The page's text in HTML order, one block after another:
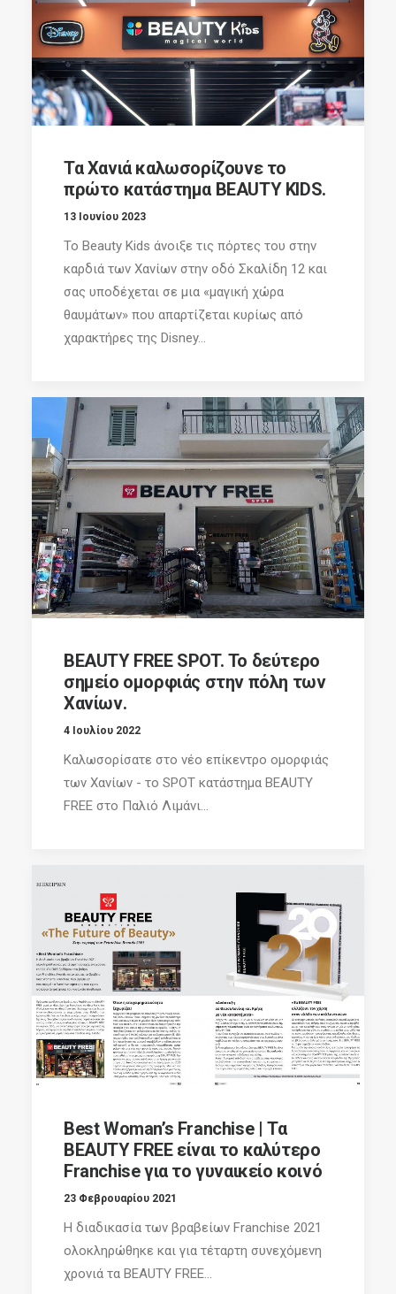
Τα Χανιά καλωσορίζουνε το
πρώτο κατάστημα BEAUTY KIDS.
13 Ιουνίου 2023
Το Beauty Kids άνοιξε τις πόρτες του στην
καρδιά των Χανίων στην οδό Σκαλίδη 12 και
σας υποδέχεται σε μια «μαγική χώρα
θαυμάτων» που απαρτίζεται κυρίως από
χαρακτήρες της Disney...
BEAUTY FREE SPOT. Το δεύτερο
σημείο ομορφιάς στην πόλη των
Χανίων.
4 Ιουλίου 2022
Καλωσορίσατε στο νέο επίκεντρο ομορφιάς
των Χανίων - το SPOT κατάστημα BEAUTY
FREE στο Παλιό Λιμάνι...
Best Woman’s Franchise | Τα
BEAUTY FREE είναι το καλύτερο
Franchise για το γυναικείο κοινό
23 Φεβρουαρίου 2021
Η διαδικασία των βραβείων Franchise 2021
ολοκληρώθηκε και για τέταρτη συνεχόμενη
χρονιά τα BEAUTY FREE...